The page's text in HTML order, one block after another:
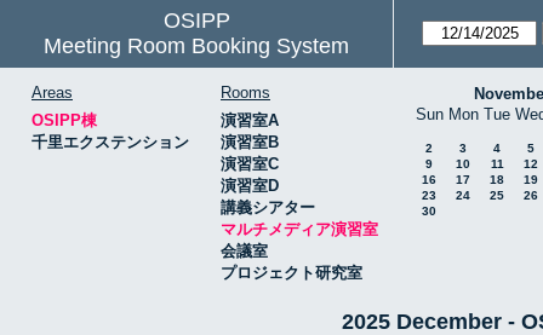
OSIPP
Meeting Room Booking System
Areas
OSIPP棟
千里エクステンション
Rooms
演習室A
演習室B
演習室C
演習室D
講義シアター
マルチメディア演習室
会議室
プロジェクト研究室
Sun Mon Tue
2 3 4
5
9
10 11
12
16
17 18
19
23
24 25
26
30
2025 December -